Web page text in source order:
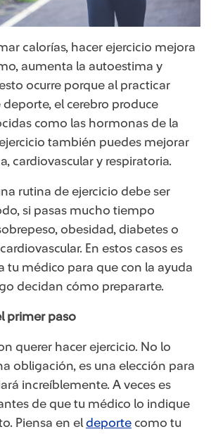
calorías, hacer ejercicio mejora
aumenta la autoestima y
ocurre porque al practicar
el cerebro produce
como las hormonas de la
también puedes mejorar
cardiovascular y respiratoria.
rutina de ejercicio debe ser
si pasas mucho tiempo
obesidad, diabetes o
En estos casos es
tu médico para que con la ayuda
decidan cómo prepararte.
primer paso
querer hacer ejercicio. No lo
obligación, es una elección para
increíblemente. A veces es
de que tu médico lo indique
Piensa en el deporte como tu